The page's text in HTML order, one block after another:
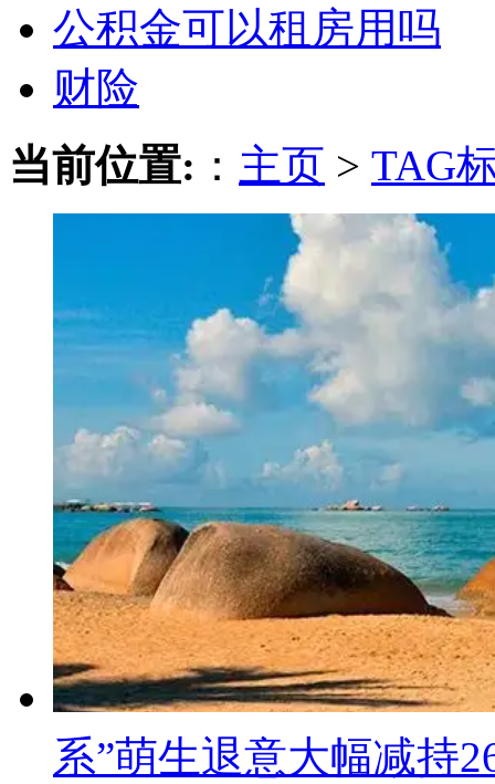
公积金可以租房用吗
财险
当前位置: ： 主页 > TAG
系”萌生退意大幅减持